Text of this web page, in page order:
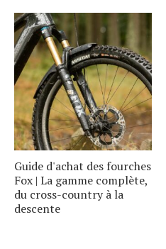
Guide d'achat des fourches
Fox | La gamme complète,
du cross-country à la
descente